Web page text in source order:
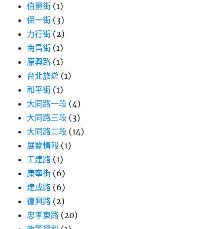
伯爵街 (1)
保一街 (3)
力行街 (2)
南昌街 (1)
原興路 (1)
台北旅遊 (1)
和平街 (1)
大同路一段 (4)
大同路三段 (3)
大同路二段 (14)
展覽情報 (1)
工建路 (1)
康寧街 (6)
建成路 (6)
復興路 (2)
忠孝東路 (20)